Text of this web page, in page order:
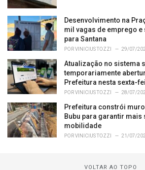
Desenvolvimento na
mil vagas de emprego
para Santana
PORVINICIUS TOZZI 29/07/
Atualização no sistema
temporariamente
Prefeitura nesta sexta-
PORVINICIUS TOZZI 28/07/
Prefeitura constrói
Bubu para garantir mais
mobilidade
PORVINICIUS TOZZI 21/07/
VOLTAR AO TOPO